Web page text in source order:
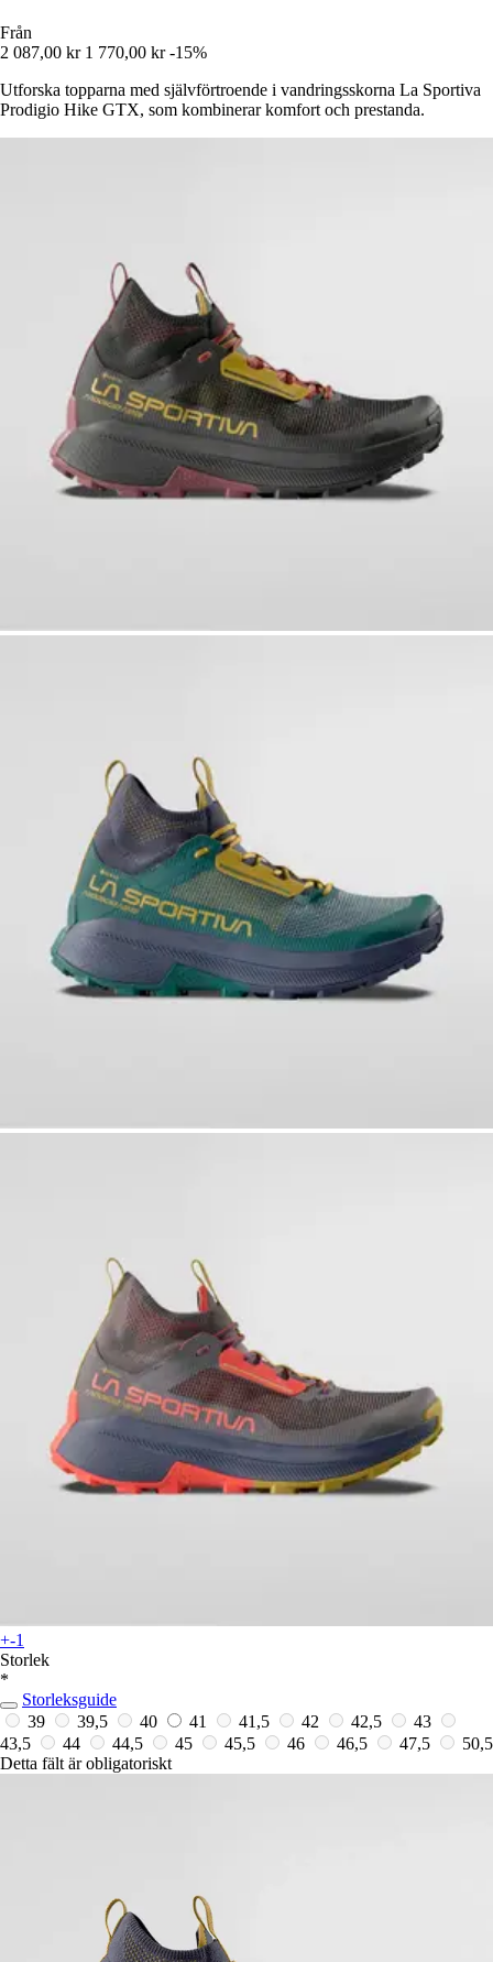
Från
2 087,00 kr 1 770,00 kr -15%
Utforska topparna med självförtroende i vandringsskorna La Sportiva
Prodigio Hike GTX, som kombinerar komfort och prestanda.
+-1
Storlek
*
Storleksguide
39
39,5 40 41 41,5 42 42,5
43
43,5
44 44,5 45 45,5 46 46,5 47,5
50,5
Detta fält är obligatoriskt